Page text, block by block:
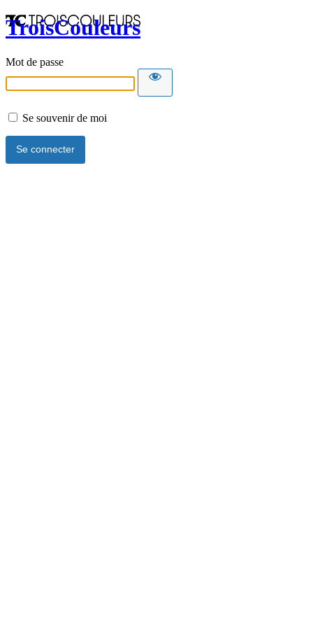
TroisCouleurs
Mot de passe
Se souvenir de moi